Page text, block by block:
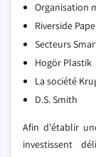
Organisation
Riverside
Secteurs
Hogör Plastik
La société
D.S. Smith
Afin d'établir
investissent